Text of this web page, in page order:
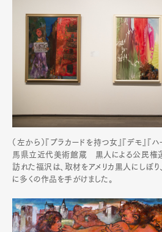
Art&Design Watch
ProductCulture
（左から）『プラカードを持つ女』『デモ』
馬県立近代美術館蔵 黒人による公民権
訪れた福沢は、取材をアメリカ黒人にしぼ
に多くの作品を手がけました。